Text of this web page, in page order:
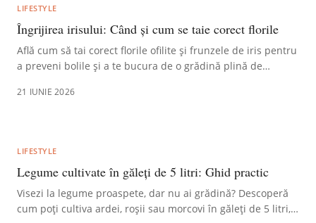
LIFESTYLE
Îngrijirea irisului: Când și cum se taie corect florile
Află cum să tai corect florile ofilite și frunzele de iris pentru
a preveni bolile și a te bucura de o grădină plină de
21 IUNIE 2026
LIFESTYLE
Legume cultivate în găleți de 5 litri: Ghid practic
Visezi la legume proaspete, dar nu ai grădină? Descoperă
cum poți cultiva ardei, roșii sau morcovi în găleți de 5 litri,